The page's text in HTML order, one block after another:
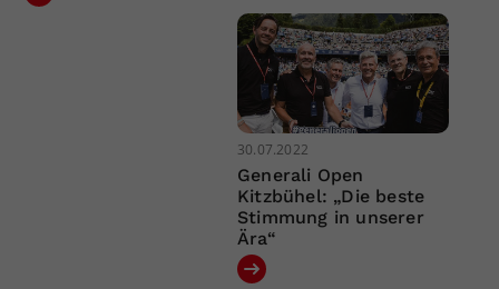
30.07.2022
Generali Open
Kitzbühel: „Die beste
Stimmung in unserer
Ära“